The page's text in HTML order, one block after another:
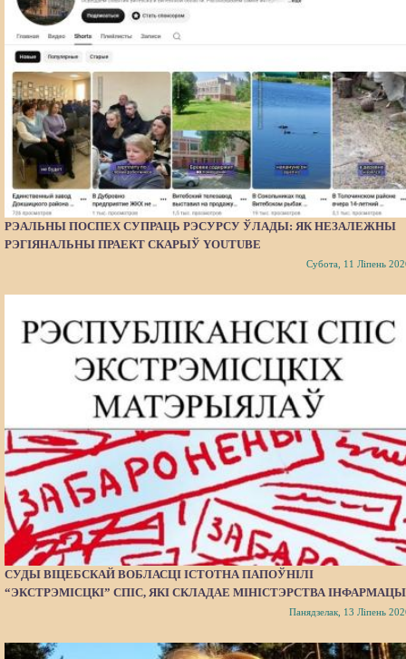
РЭАЛЬНЫ ПОСПЕХ СУПРАЦЬ РЭСУРСУ ЎЛАДЫ: ЯК НЕЗАЛЕЖНЫ
РЭГІЯНАЛЬНЫ ПРАЕКТ СКАРЫЎ YOUTUBE
Субота, 11 Ліпень
СУДЫ ВІЦЕБСКАЙ ВОБЛАСЦІ ІСТОТНА ПАПОЎНІЛІ
“ЭКСТРЭМІСЦКІ” СПІС, ЯКІ СКЛАДАЕ МІНІСТЭРСТВА
Панядзелак, 13 Ліпень